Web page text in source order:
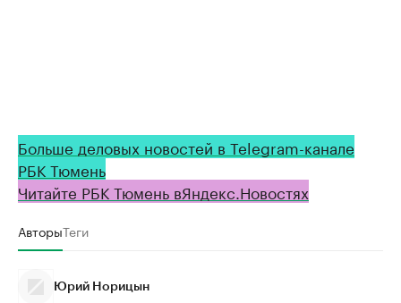
Больше деловых новостей в Telegram-канале
РБК Тюмень
Читайте РБК Тюмень вЯндекс .Новостях
АвторыТеги
Юрий Норицын